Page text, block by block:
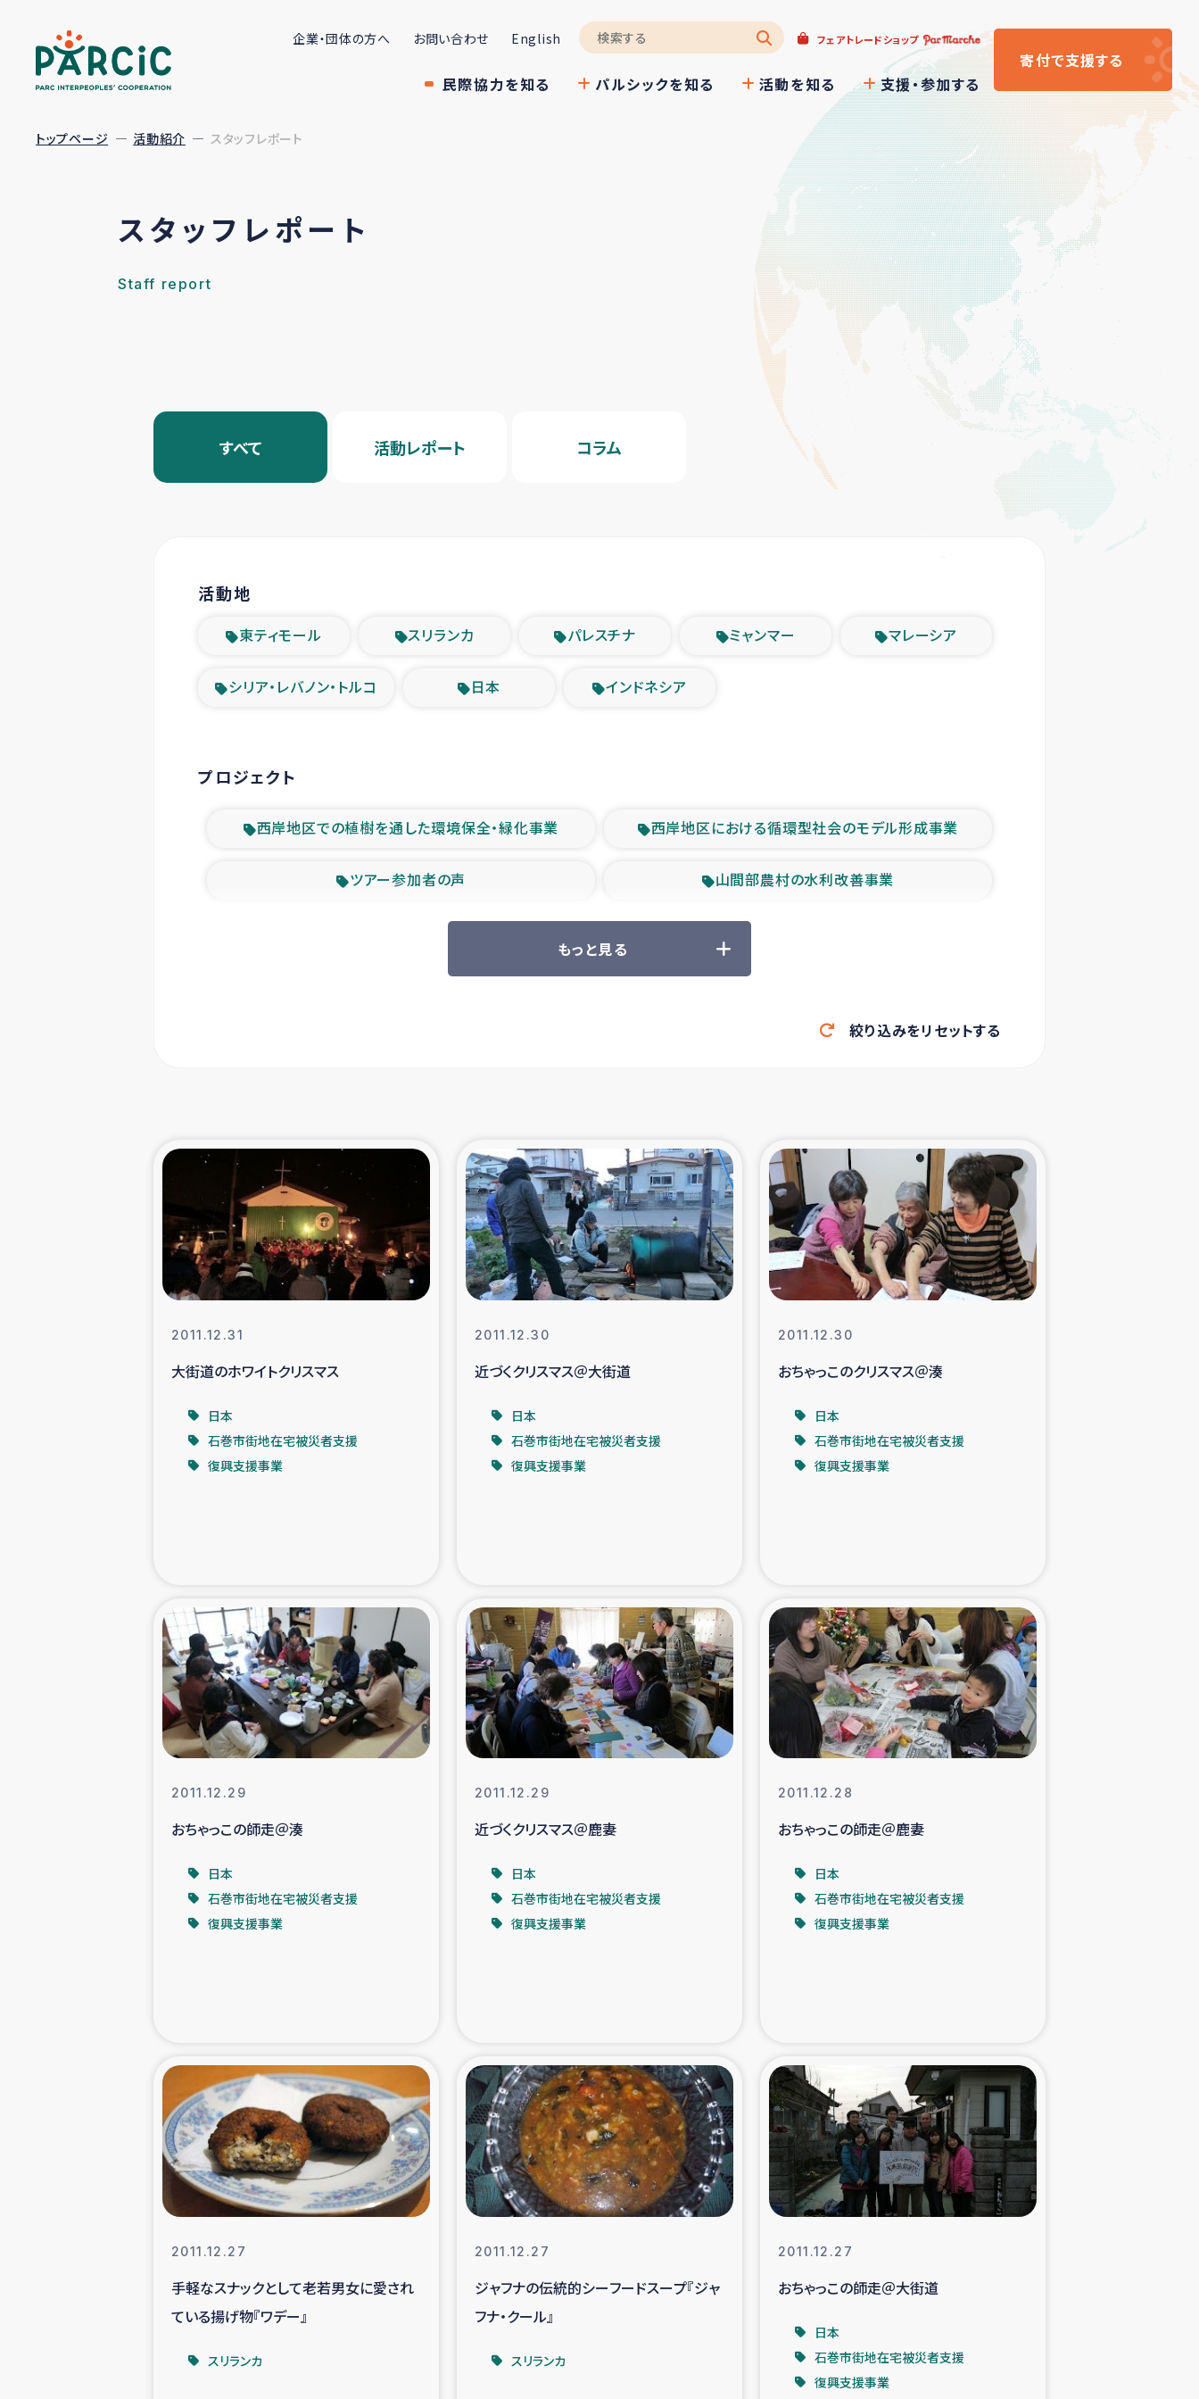
企業・団体の方へ お問い合わせ English フェアトレードショップ
民際協力を知る パルシックを知る 活動を知る 支援・参加する
寄付で支援する
トップページ 活動紹介 スタッフレポート
スタッフレポート
Staff report
すべて 活動レポート コラム
活動地
東ティモール スリランカ パレスチナ ミャンマー マレーシア
シリア・レバノン・トルコ 日本 インドネシア
プロジェクト
西岸地区での植樹を通した環境保全・緑化事業 西岸地区における循環型社会のモデル形成事業
ツアー参加者の声 山間部農村の水利改善事業
緊急救援の時代 森林保全型農業の支援事業
東ティモール豪雨緊急支援 大雨による洪水被災者支援
シリア国内避難民・帰還民の生活再建支援
スリランカ 緊急人道支援 スリランカ南部洪水被災者支援
スリランカの南北女性をつなぐサリー・リサイクル・プロジ
ェクト
復興支援事業
令和6年能登半島地震 緊急支援
国内避難民への物資配付および教育支援 ミャンマー緊急支援
タイ国境ミャンマー移民子ども支援 漁民によるマングローブ植林活動
海外ルーツの市民との共生 神原ゼミxパルシック
石巻市街地在宅被災者支援 復興応援隊の活動
仮設住宅生活支援・農業復興支援 漁業復興支援
インターン・ボランティア日誌 経済自立支援事業
ガザ空爆被災者への食料支援と農家生産支援
ガザ地区における羊の畜産支援 ガザ地区での公園の緑化を通じた支援事業
民際教育 食べる
トルコ・シリア地震被災者支援 デニヤヤ小規模紅茶農家支援
コーヒー生産者支援 アイナロ県マウベシ郡でのコーヒー畑改善事業
ベイルート大規模爆発被災者支援 女性の生計向上支援
アグロフォレストリー（カカオ）事業
もっと見る
絞り込みをリセットする
2011.12.31
大街道のホワイトクリスマス
日本
石巻市街地在宅被災者支援
復興支援事業
2011.12.30
近づくクリスマス＠大街道
日本
石巻市街地在宅被災者支援
復興支援事業
2011.12.30
おちゃっこのクリスマス＠湊
日本
石巻市街地在宅被災者支援
復興支援事業
2011.12.29
おちゃっこの師走＠湊
日本
石巻市街地在宅被災者支援
復興支援事業
2011.12.29
近づくクリスマス＠鹿妻
日本
石巻市街地在宅被災者支援
復興支援事業
2011.12.28
おちゃっこの師走＠鹿妻
日本
石巻市街地在宅被災者支援
復興支援事業
2011.12.27
手軽なスナックとして老若男女に愛され
ている揚げ物『ワデー』
スリランカ
2011.12.27
ジャフナの伝統的シーフードスープ『ジャ
フナ・クール』
スリランカ
2011.12.27
おちゃっこの師走＠大街道
日本
石巻市街地在宅被災者支援
復興支援事業